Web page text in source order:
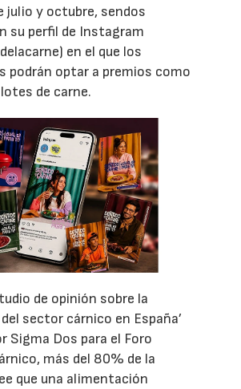
julio y octubre, sendos
su perfil de Instagram
en el que los
podrán optar a premios como
de carne.
de opinión sobre la
sector cárnico en España’
Sigma Dos para el Foro
más del 80% de la
que una alimentación